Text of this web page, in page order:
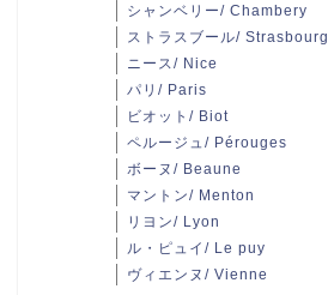
シャンベリー/ Chambery
ストラスブール/ Strasbourg
ニース/ Nice
パリ/ Paris
ビオット/ Biot
ペルージュ/ Pérouges
ボーヌ/ Beaune
マントン/ Menton
リヨン/ Lyon
ル・ピュイ/ Le puy
ヴィエンヌ/ Vienne